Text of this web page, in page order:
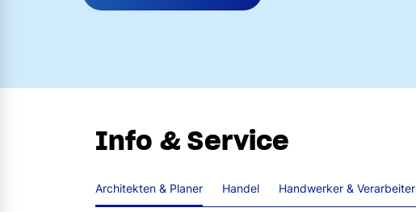
Info & Service
Architekten & Planer Handel Handwerker & Verarbeiter